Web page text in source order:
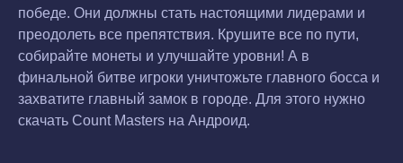
победе. Они должны стать настоящими лидерами и
преодолеть все препятствия. Крушите все по пути,
собирайте монеты и улучшайте уровни! А в
финальной битве игроки уничтожьте главного босса и
захватите главный замок в городе. Для этого нужно
скачать Count Masters на Андроид.